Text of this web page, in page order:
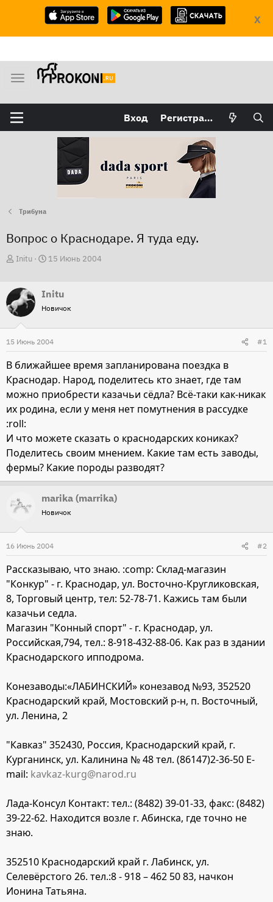
X
М
н
ю
Вход Регистрация
Трибуна
Вопрос о Краснодаре. Я туда еду.
А
т
о
р
т
е
м
Initu
Д
а
ч
а
15 Июнь 2004
Initu
Новичок
15 Июнь 2004 #1
В ближайшее время запланирована поездка в
Краснодар. Народ, поделитесь кто знает, где там
можно приобрести казачьи сёдла? Всё-таки как-никак
их родина, если у меня нет помутнения в рассудке
:roll:
И что можете сказать о краснодарских кониках?
Поделитесь своим мнением. Какие там есть заводы,
фермы? Какие породы разводят?
marika (marrika)
Новичок
16 Июнь 2004 #2
Рассказываю, что знаю. :comp: Склад-магазин
"Конкур" - г. Краснодар, ул. Восточно-Кругликовская,
8, Торговый центр, тел: 52-78-71. Кажись там были
казачьи седла.
Магазин "Конный спорт" - г. Краснодар, ул.
Российская,794, тел.: 8-918-432-88-06. Как раз в здании
Краснодарского ипподрома.
Конезаводы:«ЛАБИНСКИЙ» конезавод №93, 352520
Краснодарский край, Мостовский р-н, п. Восточный,
ул. Ленина, 2
"Кавказ" 352430, Россия, Краснодарский край, г.
Курганинск, ул. Калинина № 48 тел. (86147)2-36-50 E-
mail: kavkaz-kurg@narod.ru
Лада-Консул Контакт: тел.: (8482) 39-01-33, факс: (8482)
39-22-62. Находится возле г. Абинска, где точно не
знаю.
352510 Краснодарский край г. Лабинск, ул.
Селевёрстого 26. тел.:8 - 918 – 462 50 83, начкон
Ионина Татьяна.